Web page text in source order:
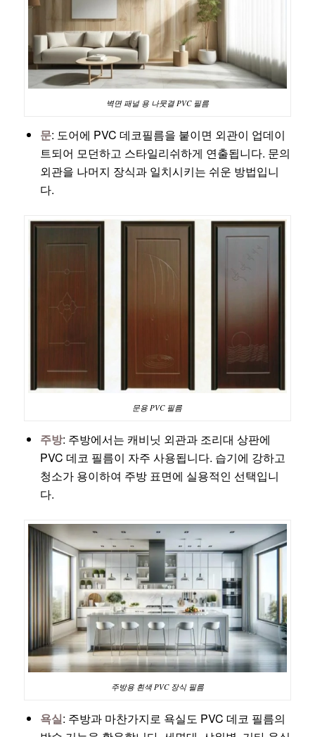
벽면 패널 용 나뭇결 PVC 필름
문: 도어에 PVC 데코필름을 붙이면 외관이 업데이
트되어 모던하고 스타일리쉬하게 연출됩니다. 문의
외관을 나머지 장식과 일치시키는 쉬운 방법입니
다.
문용 PVC 필름
주방: 주방에서는 캐비닛 외관과 조리대 상판에
PVC 데코 필름이 자주 사용됩니다. 습기에 강하고
청소가 용이하여 주방 표면에 실용적인 선택입니
다.
주방용 흰색 PVC 장식 필름
욕실: 주방과 마찬가지로 욕실도 PVC 데코 필름의